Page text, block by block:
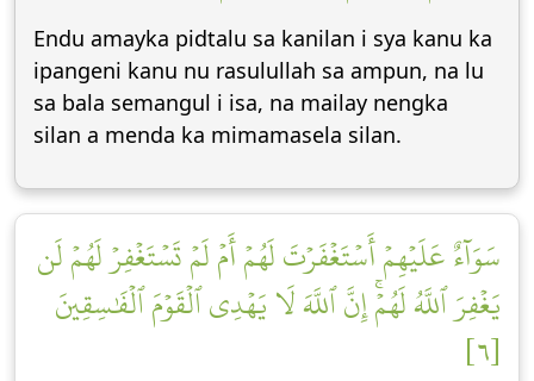
Endu amayka pidtalu sa kanilan i sya kanu ka
ipangeni kanu nu rasulullah sa ampun, na lu
sa bala semangul i isa, na mailay nengka
silan a menda ka mimamasela silan.
سَوَآءٌ عَلَيۡهِمۡ أَسۡتَغۡفَرۡتَ لَهُمۡ أَمۡ لَمۡ تَسۡتَغۡفِرۡ لَهُمۡ لَن
يَغۡفِرَ ٱللَّهُ لَهُمۡۚ إِنَّ ٱللَّهَ لَا يَهۡدِي ٱلۡقَوۡمَ ٱلۡفَٰسِقِينَ
[٦]